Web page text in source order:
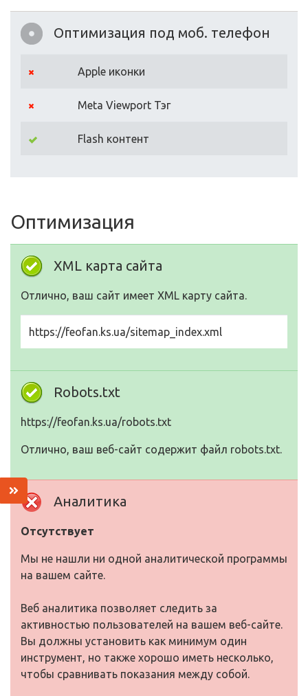
Оптимизация под моб. телефон
Apple иконки
Meta Viewport Тэг
Flash контент
Оптимизация
XML карта сайта
Отлично, ваш сайт имеет XML карту сайта.
https://feofan.ks.ua/sitemap_index.xml
Robots.txt
https://feofan.ks.ua/robots.txt
Отлично, ваш веб-сайт содержит файл robots.txt.
Аналитика
Отсутствует
Мы не нашли ни одной аналитической программы
на вашем сайте.
Веб аналитика позволяет следить за
активностью пользователей на вашем веб-сайте.
Вы должны установить как минимум один
инструмент, но также хорошо иметь несколько,
чтобы сравнивать показания между собой.